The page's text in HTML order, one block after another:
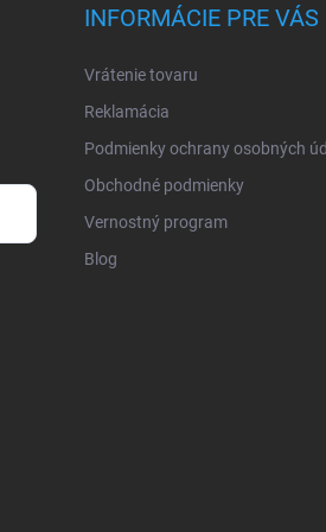
INFORMÁCIE PRE VÁS
Vrátenie tovaru
Reklamácia
Podmienky ochrany osobných
Obchodné podmienky
Vernostný program
Blog